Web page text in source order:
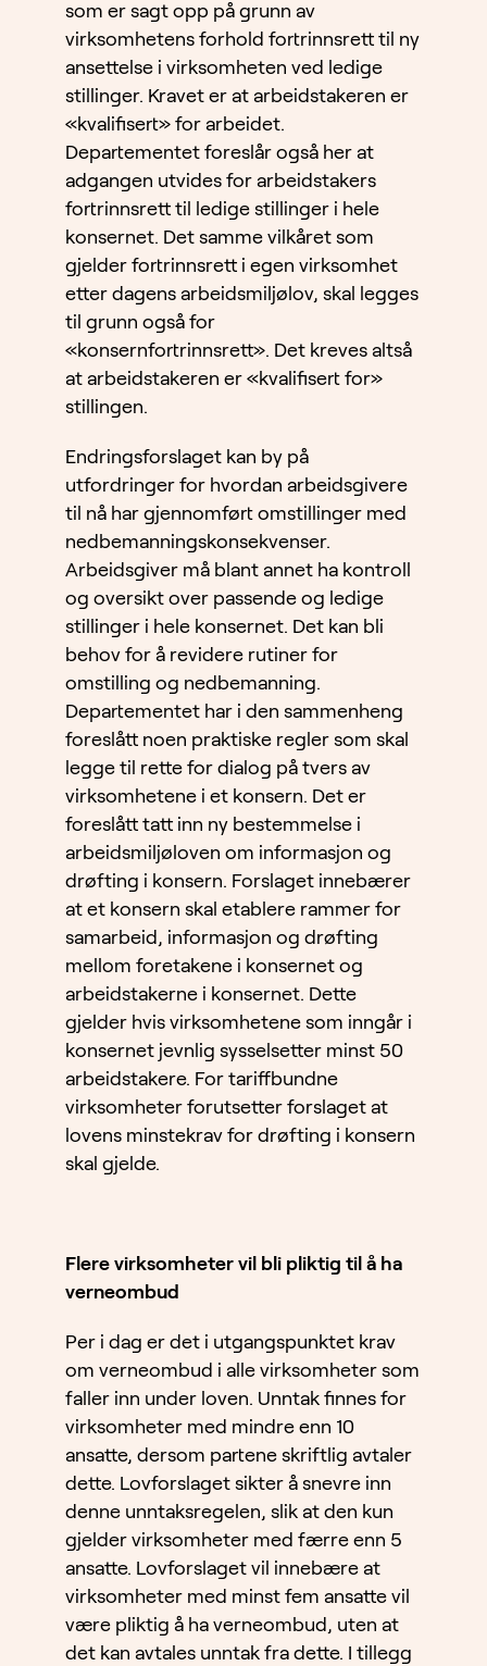
som er sagt opp på grunn av
virksomhetens forhold fortrinnsrett til ny
ansettelse i virksomheten ved ledige
stillinger. Kravet er at arbeidstakeren er
«kvalifisert» for arbeidet.
Departementet foreslår også her at
adgangen utvides for arbeidstakers
fortrinnsrett til ledige stillinger i hele
konsernet. Det samme vilkåret som
gjelder fortrinnsrett i egen virksomhet
etter dagens arbeidsmiljølov, skal legges
til grunn også for
«konsernfortrinnsrett». Det kreves altså
at arbeidstakeren er «kvalifisert for»
stillingen.
Endringsforslaget kan by på
utfordringer for hvordan arbeidsgivere
til nå har gjennomført omstillinger med
nedbemanningskonsekvenser.
Arbeidsgiver må blant annet ha kontroll
og oversikt over passende og ledige
stillinger i hele konsernet. Det kan bli
behov for å revidere rutiner for
omstilling og nedbemanning.
Departementet har i den sammenheng
foreslått noen praktiske regler som skal
legge til rette for dialog på tvers av
virksomhetene i et konsern. Det er
foreslått tatt inn ny bestemmelse i
arbeidsmiljøloven om informasjon og
drøfting i konsern. Forslaget innebærer
at et konsern skal etablere rammer for
samarbeid, informasjon og drøfting
mellom foretakene i konsernet og
arbeidstakerne i konsernet. Dette
gjelder hvis virksomhetene som inngår i
konsernet jevnlig sysselsetter minst 50
arbeidstakere. For tariffbundne
virksomheter forutsetter forslaget at
lovens minstekrav for drøfting i konsern
skal gjelde.
Flere virksomheter vil bli pliktig til å ha
verneombud
Per i dag er det i utgangspunktet krav
om verneombud i alle virksomheter som
faller inn under loven. Unntak finnes for
virksomheter med mindre enn 10
ansatte, dersom partene skriftlig avtaler
dette. Lovforslaget sikter å snevre inn
denne unntaksregelen, slik at den kun
gjelder virksomheter med færre enn 5
ansatte. Lovforslaget vil innebære at
virksomheter med minst fem ansatte vil
være pliktig å ha verneombud, uten at
det kan avtales unntak fra dette. I tillegg